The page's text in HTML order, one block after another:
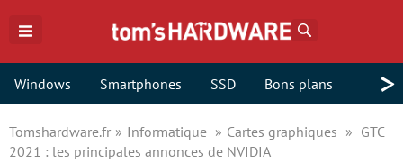
Windows Smartphones SSD Bons plans >
Tomshardware.fr Informatique Cartes graphiques
GTC
2021 : les principales annonces de NVIDIA